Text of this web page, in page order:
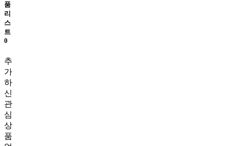
품
리
스
트
0
추
가
하
신
관
심
상
품